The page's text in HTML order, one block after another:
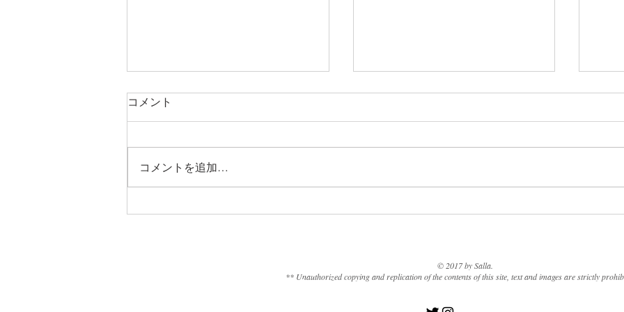
4/8（木）NHK梅田教室レッ
NHK文化センター梅田教室での
イーネオヤ講座につきまして、講
師体調不良のためお休みをいただ
後日改めてご連絡差し上げます。
個人レッスン受け入れに関す
ャーセンターでのグループレッス
した。 しかしながら、昨年から
続く体調面や環境の変化により、
コメント
コメントを追加…
© 2017 by Salla.
** Unauthorized copying and replication of the contents of this site, text and images are strictly